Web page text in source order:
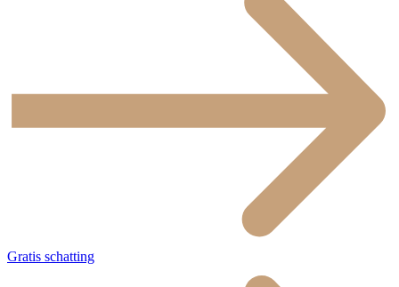
Gratis schatting